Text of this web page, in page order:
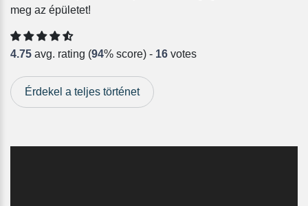
meg az épületet!
4.75 avg. rating (94% score) - 16 votes
Érdekel a teljes történet